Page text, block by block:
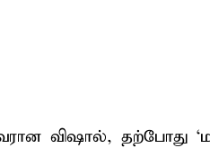
விஷால், தற்போது